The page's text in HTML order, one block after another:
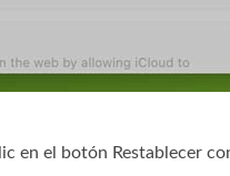
en el botón Restablecer